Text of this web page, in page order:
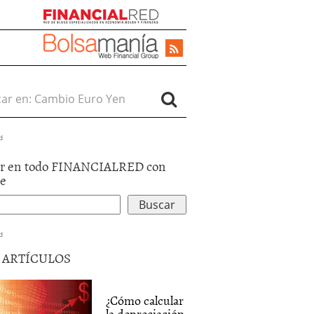
en:
en todo FINANCIALRED con
ARTÍCULOS
¿Cómo calcular